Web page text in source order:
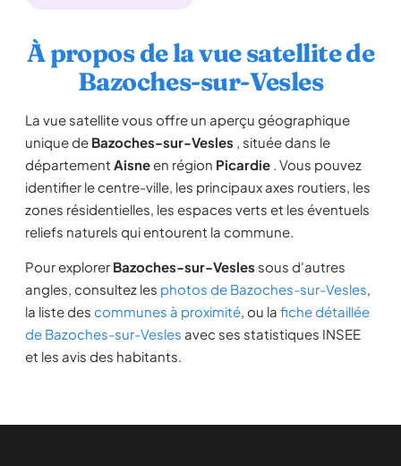
À propos de la vue satellite de
Bazoches-sur-Vesles
La vue satellite vous offre un aperçu géographique
unique de Bazoches-sur-Vesles , située dans le
département Aisneen région Picardie . Vous pouvez
identifier le centre-ville, les principaux axes routiers, les
zones résidentielles, les espaces verts et les éventuels
reliefs naturels qui entourent la commune.
Pour explorer Bazoches-sur-Vesles sous d'autres
angles, consultez les photos de Bazoches-sur-Vesles,
la liste des communes à proximité, ou la fiche détaillée
de Bazoches-sur-Vesles avec ses statistiques INSEE
et les avis des habitants.